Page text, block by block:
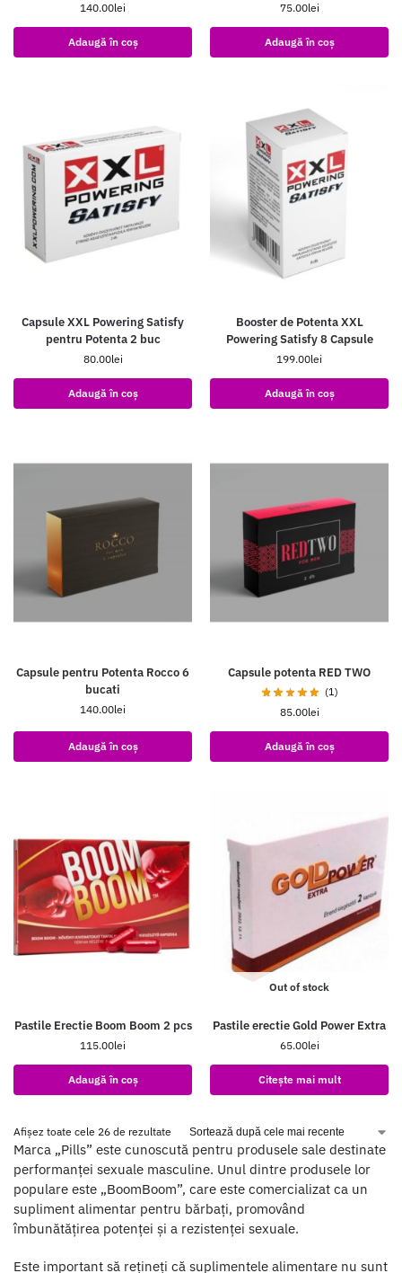
140.00lei
Adaugă în coș
75.00lei
Adaugă în coș
Capsule XXL Powering Satisfy
pentru Potenta 2 buc
80.00lei
Adaugă în coș
Booster de Potenta XXL
Powering Satisfy 8 Capsule
199.00lei
Adaugă în coș
Capsule pentru Potenta Rocco 6
bucati
140.00lei
Adaugă în coș
Capsule potenta RED TWO
(1)
85.00lei
Adaugă în coș
Pastile Erectie Boom Boom 2 pcs
115.00lei
Adaugă în coș
Out of stock
Pastile erectie Gold Power Extra
65.00lei
Citește mai mult
Afișez toate cele 26 de rezultate
Marca „Pills” este cunoscută pentru produsele sale destinate
performanței sexuale masculine. Unul dintre produsele lor
populare este „BoomBoom”, care este comercializat ca un
supliment alimentar pentru bărbați, promovând
îmbunătățirea potenței și a rezistenței sexuale.
Este important să rețineți că suplimentele alimentare nu sunt